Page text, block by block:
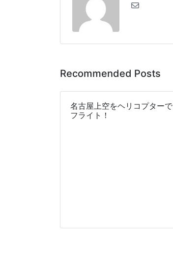
Recommended Posts
名古屋上空をヘリコプターで
フライト！